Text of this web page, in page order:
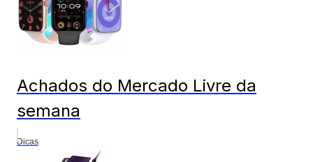
Achados do Mercado Livre da
semana
Dicas